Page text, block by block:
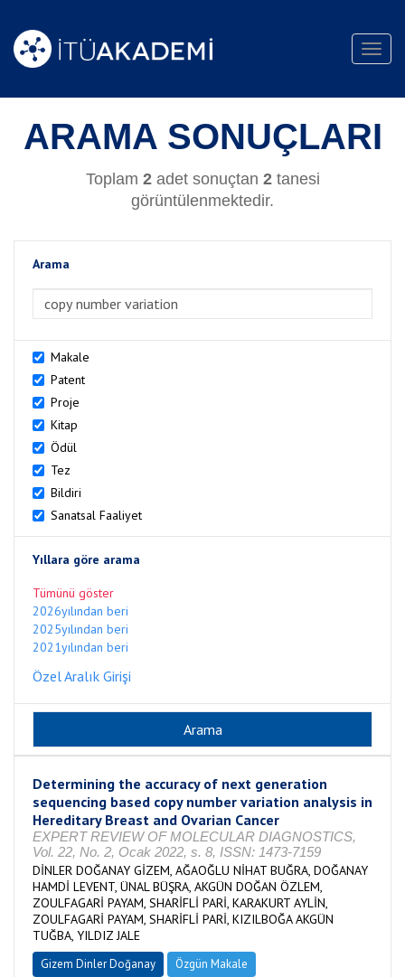
ARAMA SONUÇLARI
Toplam 2adet sonuçtan 2tanesi
görüntülenmektedir.
Arama
Makale
Patent
Proje
Kitap
Ödül
Tez
Bildiri
Sanatsal Faaliyet
Yıllara göre arama
Tümünü göster
2026yılından beri
2025yılından beri
2021yılından beri
Özel Aralık Girişi
Determining the accuracy of next generation
sequencing based copy number variation analysis in
Hereditary Breast and Ovarian Cancer
EXPERT REVIEW OF MOLECULAR DIAGNOSTICS,
Vol. 22, No. 2, Ocak 2022, s. 8, ISSN: 1473-7159
DİNLER DOĞANAY GİZEM, AĞAOĞLU NİHAT BUĞRA, DOĞANAY
HAMDİ LEVENT, ÜNAL BÜŞRA, AKGÜN DOĞAN ÖZLEM,
ZOULFAGARİ PAYAM, SHARİFLİ PARİ, KARAKURT AYLİN,
ZOULFAGARİ PAYAM, SHARİFLİ PARİ, KIZILBOĞA AKGÜN
TUĞBA, YILDIZ JALE
Gizem Dinler Doğanay
Özgün Makale